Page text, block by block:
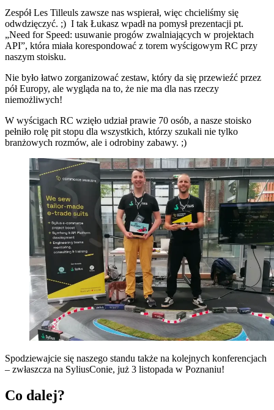
Zespół Les Tilleuls zawsze nas wspierał, więc chcieliśmy się
odwdzięczyć. ;) I tak Łukasz wpadł na pomysł prezentacji pt.
„Need for Speed: usuwanie progów zwalniających w projektach
API”, która miała korespondować z torem wyścigowym RC przy
naszym stoisku.
Nie było łatwo zorganizować zestaw, który da się przewieźć przez
pół Europy, ale wygląda na to, że nie ma dla nas rzeczy
niemożliwych!
W wyścigach RC wzięło udział prawie 70 osób, a nasze stoisko
pełniło rolę pit stopu dla wszystkich, którzy szukali nie tylko
branżowych rozmów, ale i odrobiny zabawy. ;)
Spodziewajcie się naszego standu także na kolejnych konferencjach
– zwłaszcza na SyliusConie, już 3 listopada w Poznaniu!
Co dalej?